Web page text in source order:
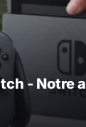
- Notre